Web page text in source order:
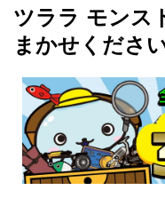
ツララ モンス
まかせくださ